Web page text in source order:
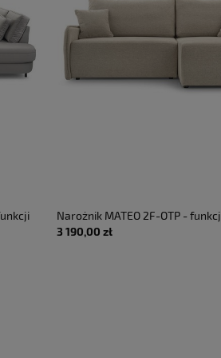
Narożnik MATEO 2F-OTP -
pojemnikiem
3 190,00 zł